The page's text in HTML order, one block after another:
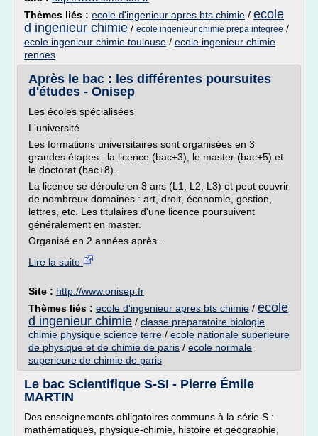
Thèmes liés : ecole d'ingenieur apres bts chimie / ecole
d ingenieur chimie / ecole ingenieur chimie prepa integree /
ecole ingenieur chimie toulouse / ecole ingenieur chimie
rennes
Après le bac : les différentes poursuites
d'études - Onisep
Les écoles spécialisées
L'université
Les formations universitaires sont organisées en 3
grandes étapes : la licence (bac+3), le master (bac+5) et
le doctorat (bac+8).
La licence se déroule en 3 ans (L1, L2, L3) et peut couvrir
de nombreux domaines : art, droit, économie, gestion,
lettres, etc. Les titulaires d'une licence poursuivent
généralement en master.
Organisé en 2 années après...
Lire la suite
Site : http://www.onisep.fr
Thèmes liés : ecole d'ingenieur apres bts chimie / ecole
d ingenieur chimie / classe preparatoire biologie
chimie physique science terre / ecole nationale superieure
de physique et de chimie de paris / ecole normale
superieure de chimie de paris
Le bac Scientifique S-SI - Pierre Émile
MARTIN
Des enseignements obligatoires communs à la série S :
mathématiques, physique-chimie, histoire et géographie,